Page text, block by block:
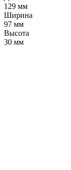
129 мм
Ширина
97 мм
Высота
30 мм